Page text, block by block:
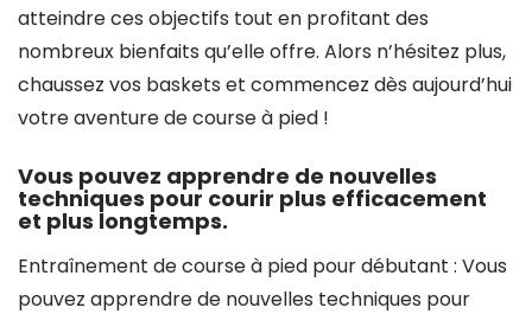
atteindre ces objectifs tout en profitant des
nombreux bienfaits qu’elle offre. Alors n’hésitez plus,
chaussez vos baskets et commencez dès aujourd’hui
votre aventure de course à pied !
Vous pouvez apprendre de nouvelles
techniques pour courir plus efficacement
et plus longtemps.
Entraînement de course à pied pour débutant : Vous
pouvez apprendre de nouvelles techniques pour